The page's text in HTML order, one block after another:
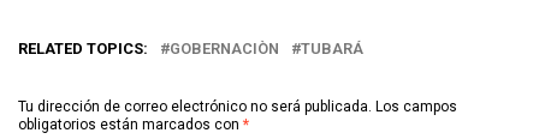
RELATED TOPICS: GOBERNACIÒN TUBARÁ
Tu dirección de correo electrónico no será publicada. Los campos
obligatorios están marcados con *